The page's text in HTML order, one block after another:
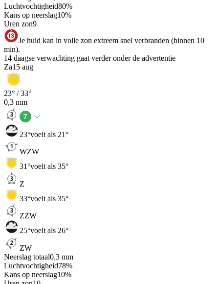
Luchtvochtigheid80%
Kans op neerslag10%
Uren zon9
Je huid kan in volle zon extreem snel verbranden (binnen 10
min).
14 daagse verwachting gaat verder onder de advertentie
Za15 aug
23° /33°
0,3 mm
23°voelt als 21°
WZW
31°voelt als 35°
Z
33°voelt als 35°
ZZW
25°voelt als 26°
ZW
Neerslag totaal0,3 mm
Luchtvochtigheid78%
Kans op neerslag10%